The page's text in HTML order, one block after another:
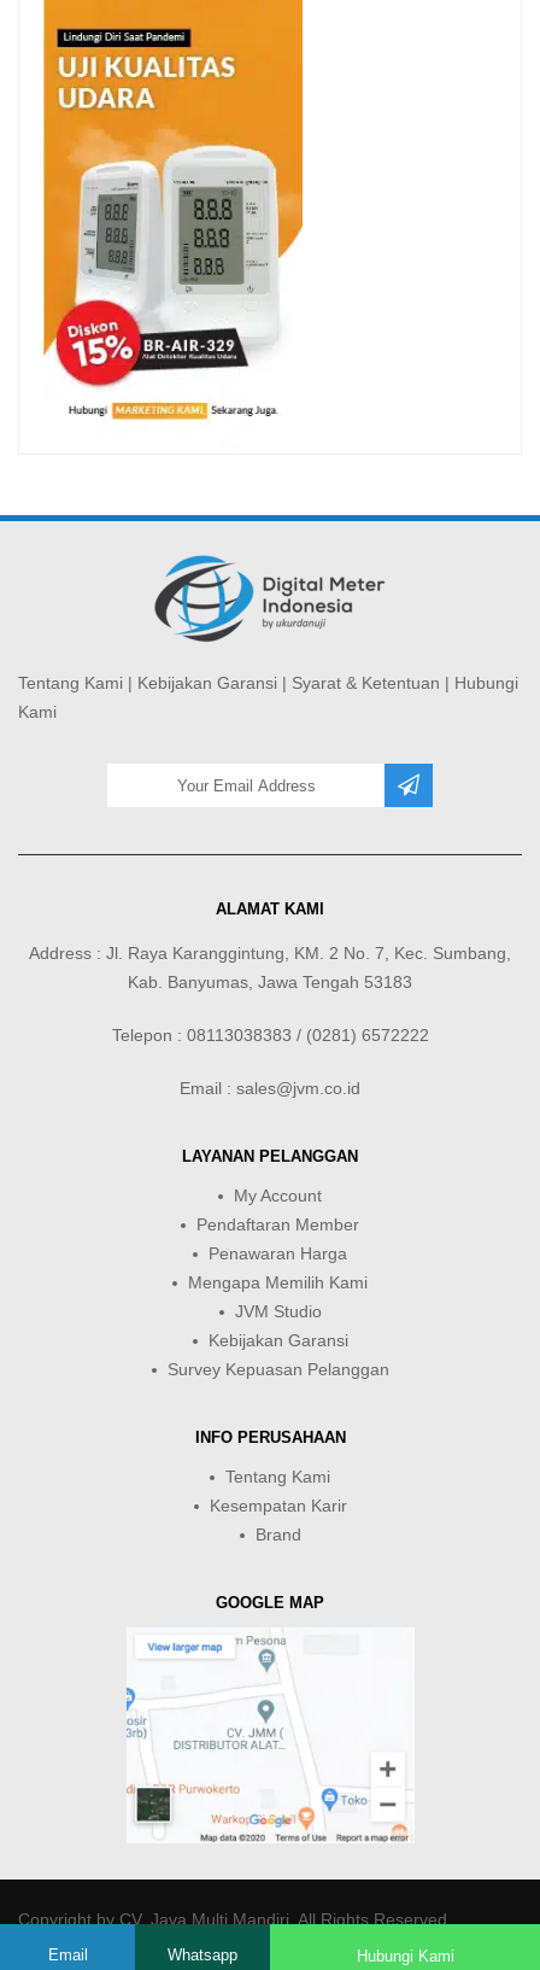
Tentang Kami | Kebijakan Garansi | Syarat & Ketentuan | Hubungi
Kami
ALAMAT KAMI
Address : Jl. Raya Karanggintung, KM. 2 No. 7, Kec. Sumbang,
Kab. Banyumas, Jawa Tengah 53183
Telepon : 08113038383 / (0281) 6572222
Email : sales@jvm.co.id
LAYANAN PELANGGAN
My Account
Pendaftaran Member
Penawaran Harga
Mengapa Memilih Kami
JVM Studio
Kebijakan Garansi
Survey Kepuasan Pelanggan
INFO PERUSAHAAN
Tentang Kami
Kesempatan Karir
Brand
GOOGLE MAP
Copyright byCV. Java Multi Mandiri. All Rights Reserved.
Email Whatsapp Hubungi Kami